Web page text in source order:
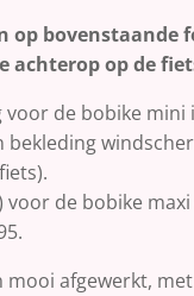
op bovenstaande
achterop op de
de bobike mini
bekleding
voor de bobike
mooi afgewerkt,